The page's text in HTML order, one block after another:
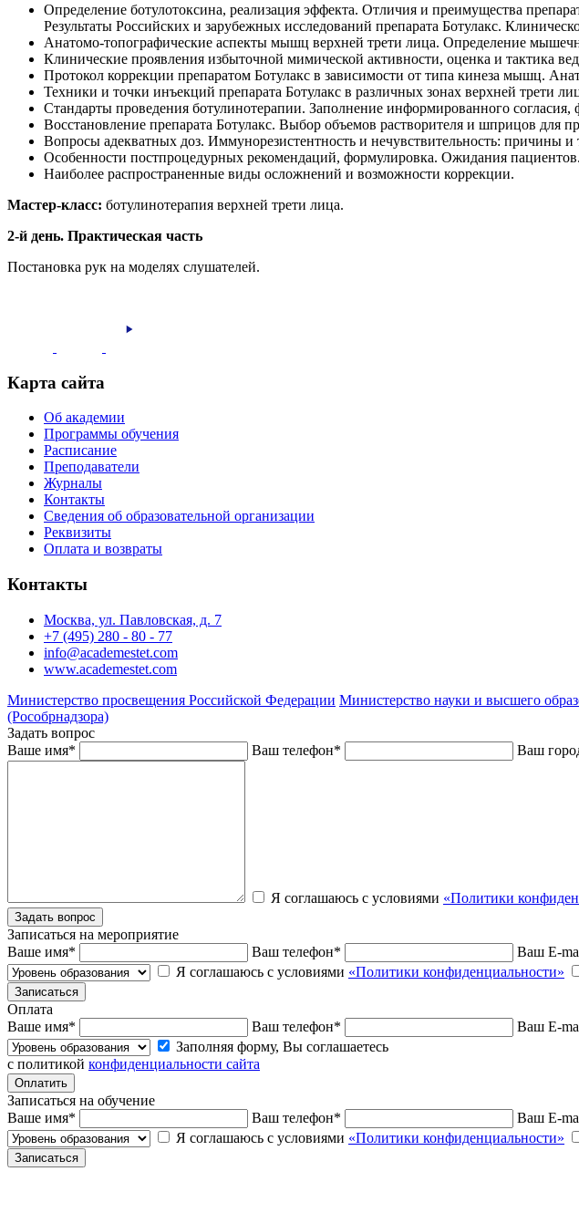
Определение ботулотоксина, реализация эффекта. Отличия и преимущества
Результаты Российских и зарубежных исследований препарата Ботулакс.
Анатомо-топографические аспекты мышц верхней трети лица. Определение
Клинические проявления избыточной мимической активности, оценка и тактика
Протокол коррекции препаратом Ботулакс в зависимости от типа кинеза мышц.
Техники и точки инъекций препарата Ботулакс в различных зонах верхней трети
Стандарты проведения ботулинотерапии. Заполнение информированного
Восстановление препарата Ботулакс. Выбор объемов растворителя и шприцов для
Вопросы адекватных доз. Иммунорезистентность и нечувствительность: причины и
Особенности постпроцедурных рекомендаций, формулировка. Ожидания пациентов.
Наиболее распространенные виды осложнений и возможности коррекции.
Мастер-класс: ботулинотерапия верхней трети лица.
2-й день. Практическая часть
Постановка рук на моделях слушателей.
Карта сайта
Об академии
Программы обучения
Расписание
Преподаватели
Журналы
Контакты
Сведения об образовательной организации
Реквизиты
Оплата и возвраты
Контакты
Москва, ул. Павловская, д. 7
+7 (495) 280 - 80 - 77
info@academestet.com
www.academestet.com
Министерство просвещения Российской Федерации Министерство науки и высшего
(Рособрнадзора)
Задать вопрос
Ваше имя* Ваш телефон* Ваш
Я соглашаюсь с условиями «Политики
Записаться на мероприятие
Ваше имя* Ваш телефон* Ваш E-
Я соглашаюсь с условиями «Политики конфиденциальности»
Оплата
Ваше имя* Ваш телефон* Ваш E-
Заполняя форму, Вы соглашаетесь
с политикой конфиденциальности сайта
Записаться на обучение
Ваше имя* Ваш телефон* Ваш E-
Я соглашаюсь с условиями «Политики конфиденциальности»